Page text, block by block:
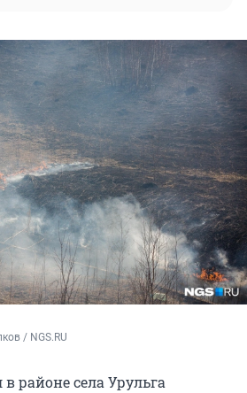
/ NGS.RU
районе села Урульга